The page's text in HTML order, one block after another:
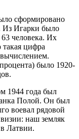
сформировано
Из Игарки было
человека. Их
такая цифра
было 1920-
1944 года был
Полой. Он был
воевал рядовой
наш земляк
Латвии.